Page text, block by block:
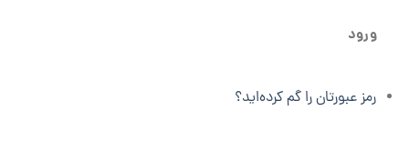
ورود
رمز عبورتان را گم کرده‌اید؟